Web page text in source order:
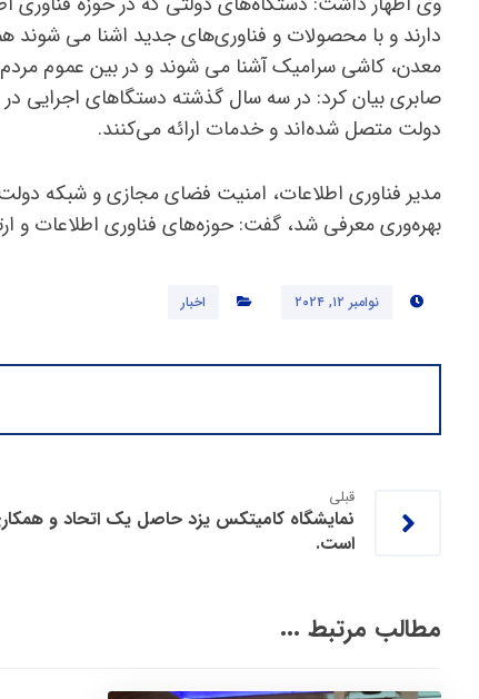
دارند و با محصولات و فناوری‌های جدید اشنا می
معدن، کاشی سرامیک آشنا می شوند و در بین عموم
صابری بیان کرد: در سه سال گذشته دستگاهای اجرایی
دولت متصل شده‌اند و خدمات ارائه می‌کنند.
مدیر فناوری اطلاعات، امنیت فضای مجازی و شبکه دولت
بهره‌وری معرفی شد، گفت: حوزه‌های فناوری اطلاعات و
نوامبر ۱۲, ۲۰۲۴ اخبار
قبلی
نمایشگاه کامیتکس یزد حاصل یک اتحاد و
است.
مطالب مرتبط ...